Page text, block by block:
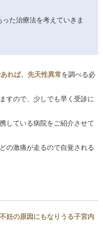
た治療法を考えていきま
れば、先天性異常を調べる必
すので、少しでも早く受診に
している病院をご紹介させて
の激痛が走るので自覚される
不妊の原因にもなりうる子宮内